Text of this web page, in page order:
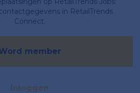
in RetailTrends
Connect.
member
Inloggen